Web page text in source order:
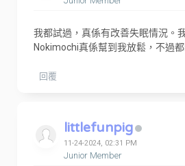
我都試過，真係有改善失眠情況。
Nokimochi真係幫到我放鬆，不過
回覆
littlefunpig
11-24-2024, 02:31 PM
Junior Member